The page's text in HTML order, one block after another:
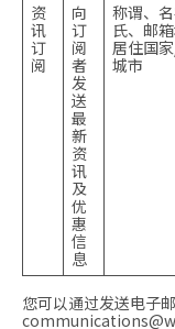
资
讯
订
阅
向
订
阅
者
发
送
最
新
资
讯
及
优
惠
信
息
称谓、
氏、邮箱
居住国
城市
您可以通过发送电子